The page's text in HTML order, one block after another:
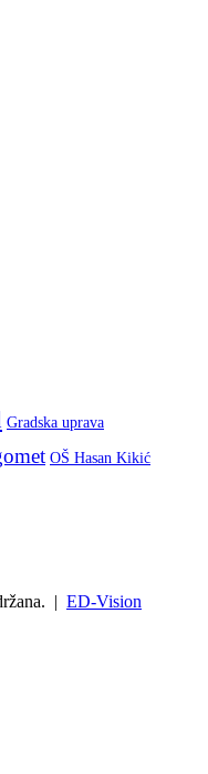
Gradska uprava
OŠ Hasan Kikić
| ED-Vision